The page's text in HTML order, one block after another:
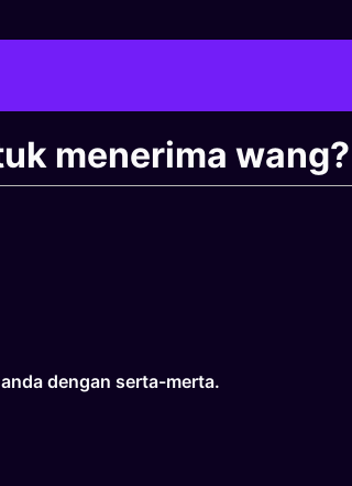
menerima wang?
dengan serta-merta.